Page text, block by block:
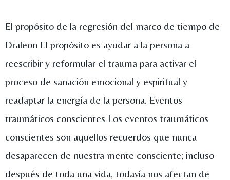
El propósito de la regresión del marco de tiempo de
Draleon El propósito es ayudar a la persona a
reescribir y reformular el trauma para activar el
proceso de sanación emocional y espiritual y
readaptar la energía de la persona. Eventos
traumáticos conscientes Los eventos traumáticos
conscientes son aquellos recuerdos que nunca
desaparecen de nuestra mente consciente; incluso
después de toda una vida, todavía nos afectan de